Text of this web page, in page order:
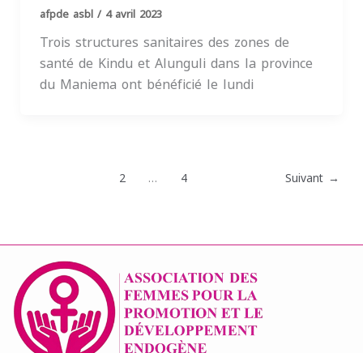
afpde asbl / 4 avril 2023
Trois structures sanitaires des zones de
santé de Kindu et Alunguli dans la province
du Maniema ont bénéficié le lundi
2 … 4 Suivant →